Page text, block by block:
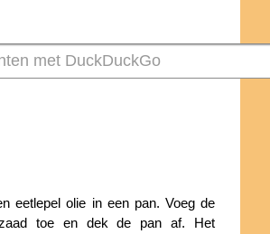
eetlepel olie in een pan. Voeg de
toe en dek de pan af. Het